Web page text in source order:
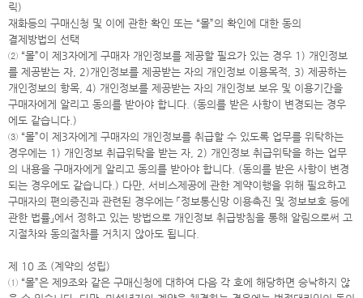
릭)
재화등의 구매신청 및 이에 관한 확인 또는 “몰”의 확인에 대한 동의
결제방법의 선택
② “몰”이 제3자에게 구매자 개인정보를 제공할 필요가 있는 경우 1) 개인정보
를 제공받는 자, 2)개인정보를 제공받는 자의 개인정보 이용목적, 3) 제공하는
개인정보의 항목, 4) 개인정보를 제공받는 자의 개인정보 보유 및 이용기간을
구매자에게 알리고 동의를 받아야 합니다. (동의를 받은 사항이 변경되는 경우
에도 같습니다.)
③ “몰”이 제3자에게 구매자의 개인정보를 취급할 수 있도록 업무를 위탁하는
경우에는 1) 개인정보 취급위탁을 받는 자, 2) 개인정보 취급위탁을 하는 업무
의 내용을 구매자에게 알리고 동의를 받아야 합니다. (동의를 받은 사항이 변경
되는 경우에도 같습니다.) 다만, 서비스제공에 관한 계약이행을 위해 필요하고
구매자의 편의증진과 관련된 경우에는 「정보통신망 이용촉진 및 정보보호 등에
관한 법률」에서 정하고 있는 방법으로 개인정보 취급방침을 통해 알림으로써 고
지절차와 동의절차를 거치지 않아도 됩니다.
제 10 조 (계약의 성립)
① “몰”은 제9조와 같은 구매신청에 대하여 다음 각 호에 해당하면 승낙하지 않